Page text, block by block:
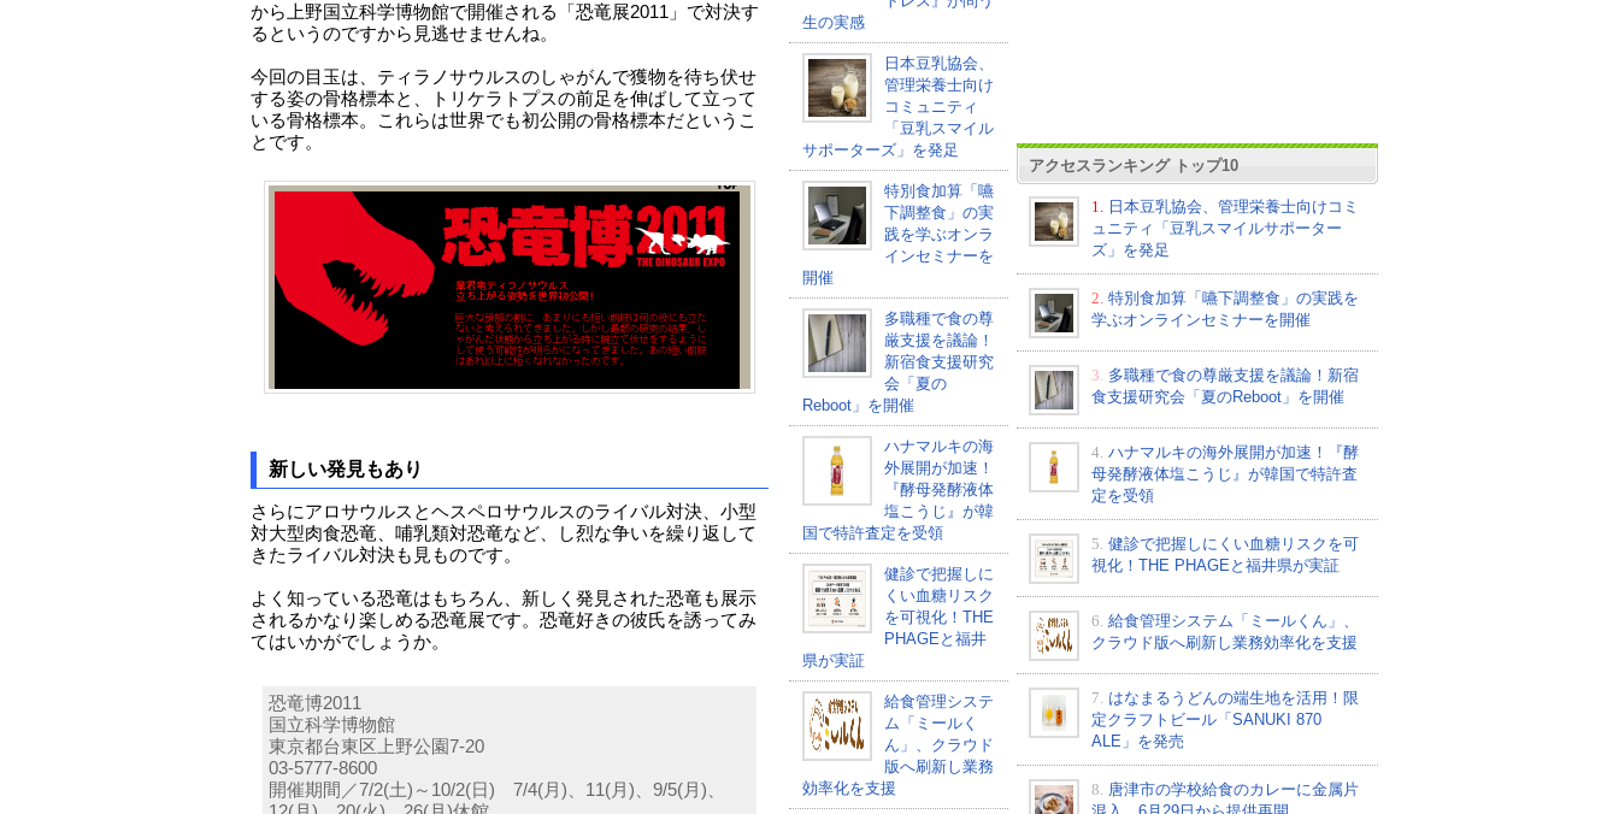
から上野国立科学博物館で開催される「恐竜展2011」で対決す
るというのですから見逃せませんね。
今回の目玉は、ティラノサウルスのしゃがんで獲物を待ち伏せ
する姿の骨格標本と、トリケラトプスの前足を伸ばして立って
いる骨格標本。これらは世界でも初公開の骨格標本だというこ
とです。
新しい発見もあり
さらにアロサウルスとヘスペロサウルスのライバル対決、小型
対大型肉食恐竜、哺乳類対恐竜など、し烈な争いを繰り返して
きたライバル対決も見ものです。
よく知っている恐竜はもちろん、新しく発見された恐竜も展示
されるかなり楽しめる恐竜展です。恐竜好きの彼氏を誘ってみ
てはいかがでしょうか。
恐竜博2011
国立科学博物館
東京都台東区上野公園7-20
03-5777-8600
開催期間／7/2(土)～10/2(日) 7/4(月)、11(月)、9/5(月)、
生の実感
日本豆乳協会、
管理栄養士向け
コミュニティ
「豆乳スマイル
サポーターズ」を発足
特別食加算「嚥
下調整食」の実
践を学ぶオンラ
インセミナーを
開催
多職種で食の尊
厳支援を議論！
新宿食支援研究
会「夏の
Reboot」を開催
ハナマルキの海
外展開が加速！
『酵母発酵液体
塩こうじ』が韓
国で特許査定を受領
健診で把握しに
くい血糖リスク
を可視化！THE
PHAGEと福井
県が実証
給食管理システ
ム「ミールく
ん」、クラウド
版へ刷新し業務
効率化を支援
アクセスランキング トップ10
1.
日本豆乳協会、管理栄養士向けコミ
ュニティ「豆乳スマイルサポーター
ズ」を発足
2. 特別食加算「嚥下調整食」の実践を
学ぶオンラインセミナーを開催
3. 多職種で食の尊厳支援を議論！新宿
食支援研究会「夏のReboot」を開催
4. ハナマルキの海外展開が加速！『酵
母発酵液体塩こうじ』が韓国で特許査
定を受領
5. 健診で把握しにくい血糖リスクを可
視化！THE PHAGEと福井県が実証
6. 給食管理システム「ミールくん」、
クラウド版へ刷新し業務効率化を支援
7. はなまるうどんの端生地を活用！限
定クラフトビール「SANUKI 870
ALE」を発売
8. 唐津市の学校給食のカレーに金属片
混入、6月29日から提供再開